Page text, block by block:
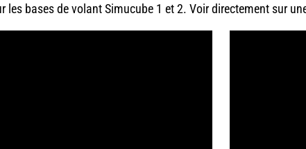
les bases de volant Simucube 1 et 2. Voir directement sur